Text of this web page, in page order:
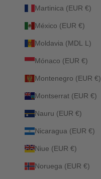
Martinica (EUR €)
México (EUR €)
Moldavia (MDL L)
Mónaco (EUR €)
Montenegro (EUR €)
Montserrat (EUR €)
Nauru (EUR €)
Nicaragua (EUR €)
Niue (EUR €)
Noruega (EUR €)